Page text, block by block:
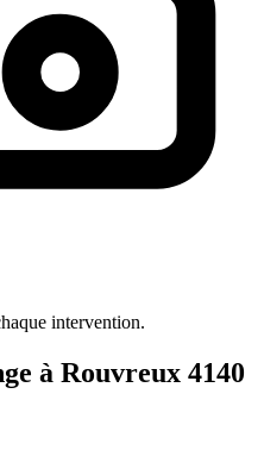
intervention.
à Rouvreux 4140